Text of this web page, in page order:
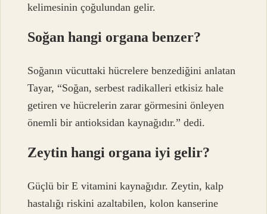
kelimesinin çoğulundan gelir.
Soğan hangi organa benzer?
Soğanın vücuttaki hücrelere benzediğini anlatan
Tayar, “Soğan, serbest radikalleri etkisiz hale
getiren ve hücrelerin zarar görmesini önleyen
önemli bir antioksidan kaynağıdır.” dedi.
Zeytin hangi organa iyi gelir?
Güçlü bir E vitamini kaynağıdır. Zeytin, kalp
hastalığı riskini azaltabilen, kolon kanserine